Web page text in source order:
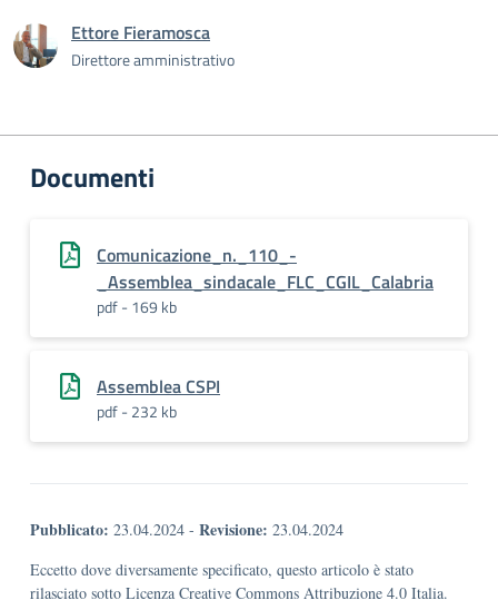
Ettore Fieramosca
Direttore amministrativo
Documenti
Comunicazione_n._110_-
_Assemblea_sindacale_FLC_CGIL_Calabria
pdf - 169 kb
Assemblea CSPI
pdf - 232 kb
Pubblicato: 23.04.2024 - Revisione: 23.04.2024
Eccetto dove diversamente specificato, questo articolo è stato
rilasciato sotto Licenza Creative Commons Attribuzione 4.0 Italia.